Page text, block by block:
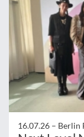
16.07.26 – Berlin